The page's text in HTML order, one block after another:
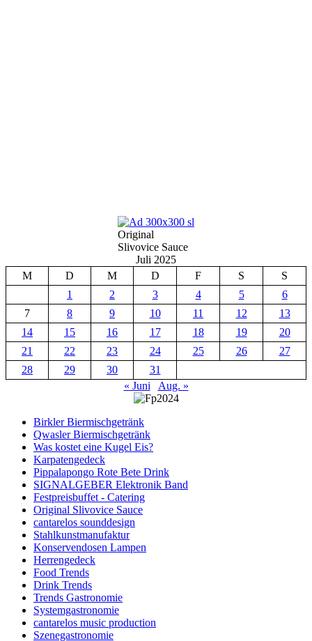
Original
Slivovice Sauce
Juli 2025
M
D M D F S
S
1
2 3 4 5
6
7
8 9 10 11 12
13
14
15 16 17 18 19
20
21
22 23 24 25 26
27
28
29 30
31
« Juni
Aug. »
Birkler Biermischgetränk
Qwasler Biermischgetränk
Was kostet eine Kugel Eis?
Karpatengedeck
Pippalapongo Rote Bete Drink
SIGNALGEBER Elektronik Band
Festpreisbuffet - Catering
Original Slivovice Sauce
cantarelos sounddesign
Stahlkunstmanufaktur
Konservendosen Lampen
Herrengedeck
Food Trends
Drink Trends
Trends Gastronomie
Systemgastronomie
cantarelos music production
Szenegastronomie